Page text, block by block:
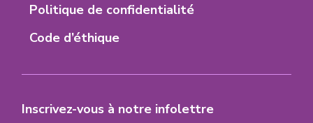
Politique de confidentialité
Code d’éthique
Inscrivez-vous à notre infolettre